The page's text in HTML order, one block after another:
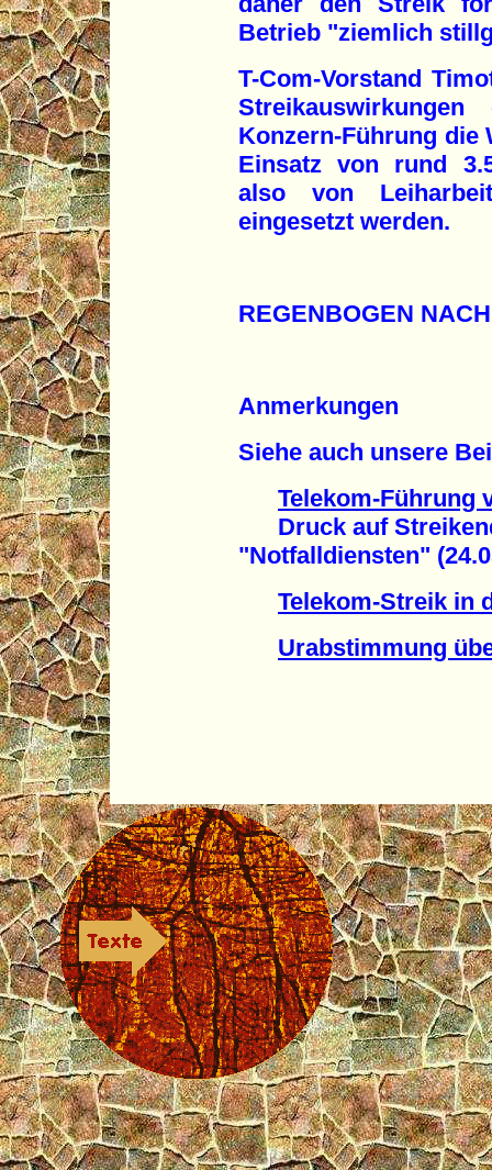
Betrieb "ziemlich
T-Com-Vorstand
Konzern-Führung die
Einsatz von rund
also von
eingesetzt werden.
REGENBOGEN
Anmerkungen
Siehe auch unsere
Telekom-Führung
Druck auf
"Notfalldiensten"
Telekom-Streik in
Urabstimmung